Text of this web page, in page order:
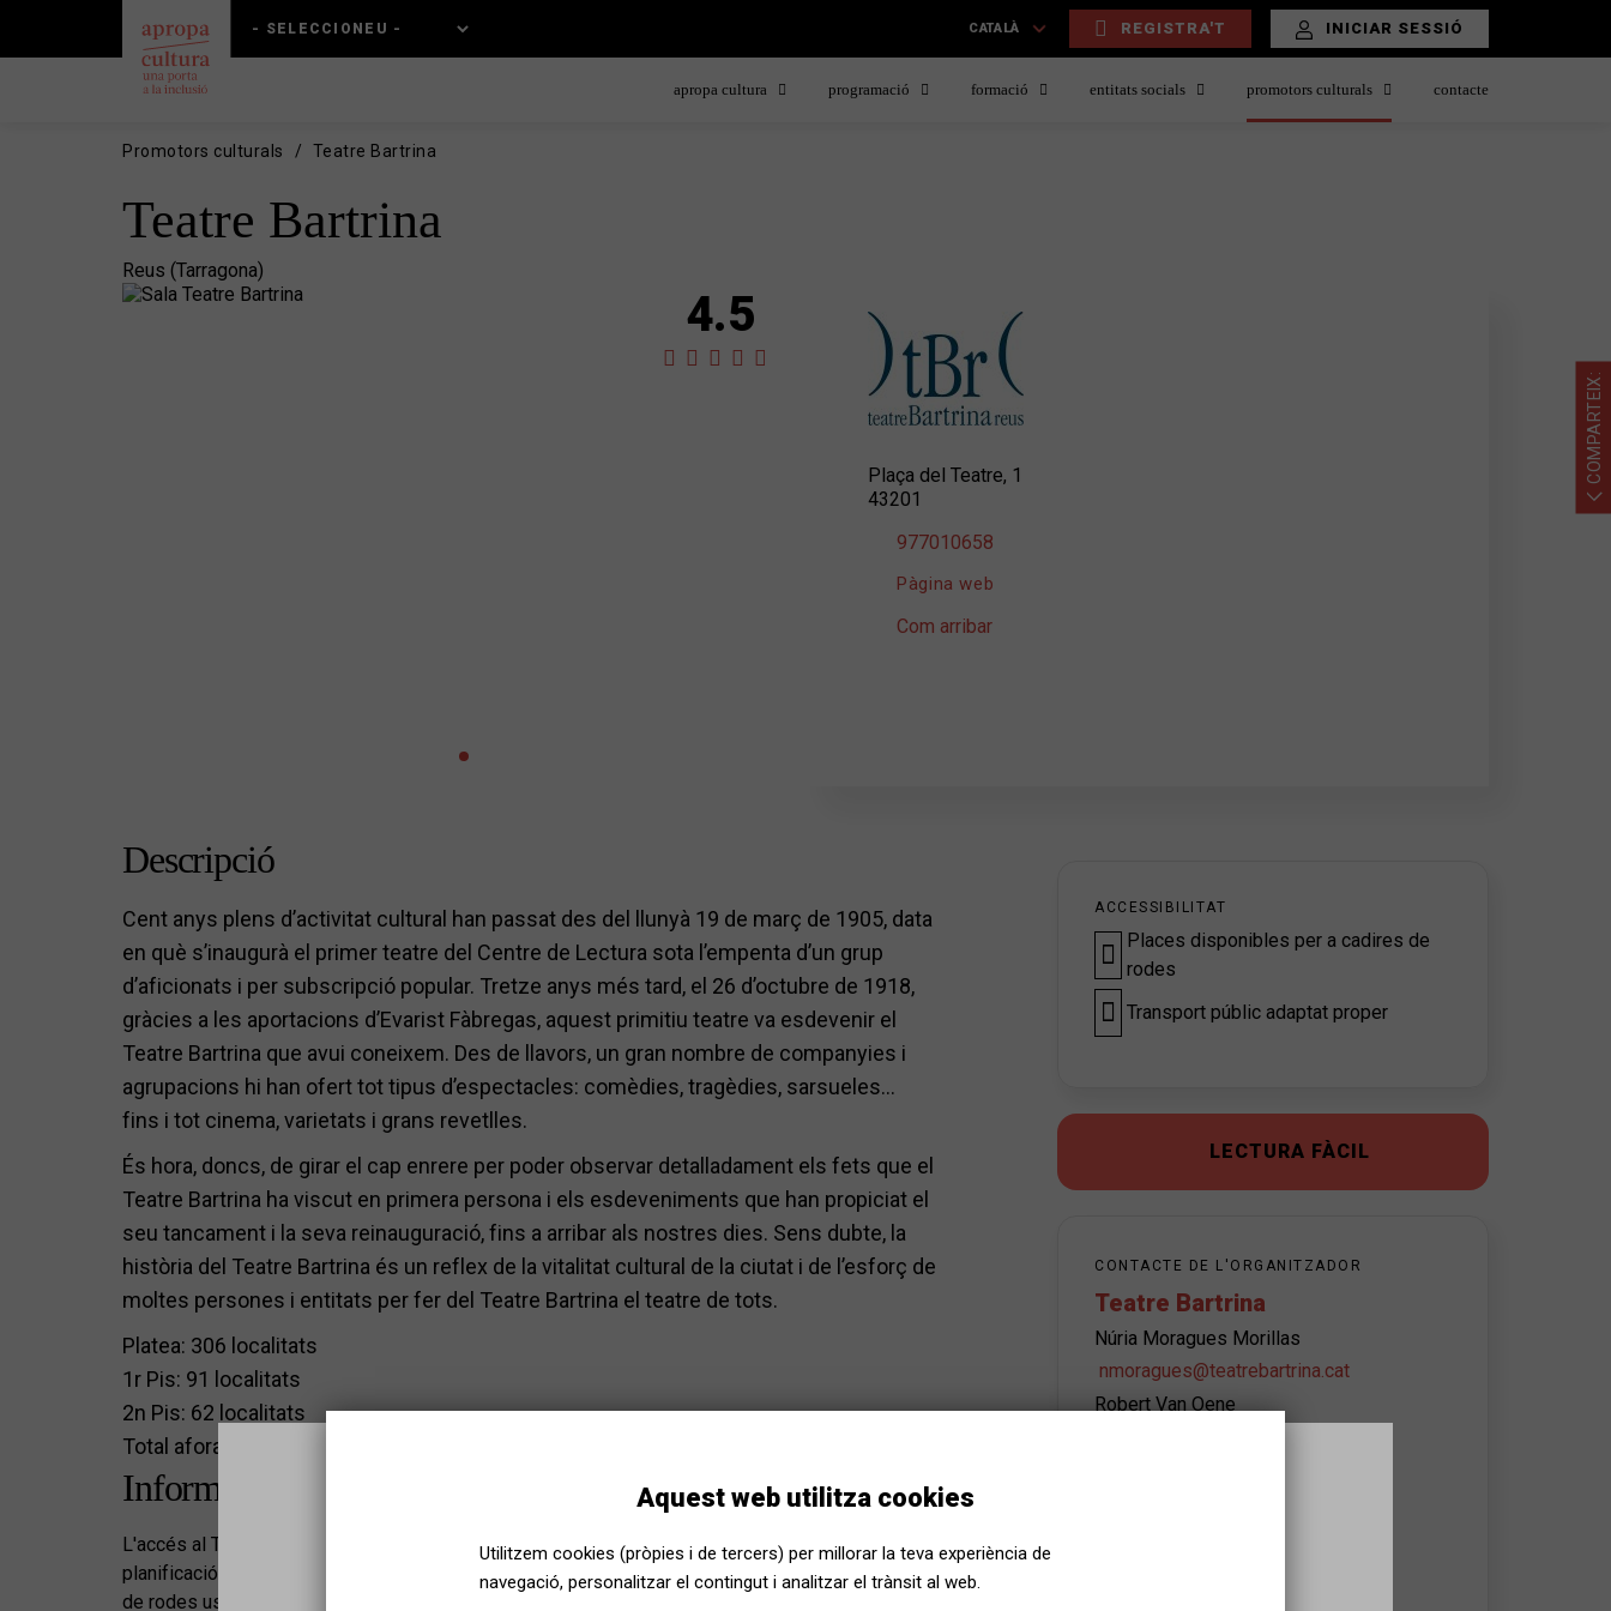
contingut
main
CATALÀ REGISTRA'T INICIAR SESSIÓ
apropa cultura programació formació entitats socials promotors culturals contacte
Promotors culturals Teatre Bartrina
Teatre Bartrina
Reus (Tarragona)
4.5
Plaça del Teatre, 1
43201
977010658
Pàgina web
Com arribar
Descripció
Cent anys plens d’activitat cultural han passat des del llunyà 19 de març de 1905, data
en què s’inaugurà el primer teatre del Centre de Lectura sota l’empenta d’un grup
d’aficionats i per subscripció popular. Tretze anys més tard, el 26 d’octubre de 1918,
gràcies a les aportacions d’Evarist Fàbregas, aquest primitiu teatre va esdevenir el
Teatre Bartrina que avui coneixem. Des de llavors, un gran nombre de companyies i
agrupacions hi han ofert tot tipus d’espectacles: comèdies, tragèdies, sarsueles...
fins i tot cinema, varietats i grans revetlles.
És hora, doncs, de girar el cap enrere per poder observar detalladament els fets que el
Teatre Bartrina ha viscut en primera persona i els esdeveniments que han propiciat el
seu tancament i la seva reinauguració, fins a arribar als nostres dies. Sens dubte, la
història del Teatre Bartrina és un reflex de la vitalitat cultural de la ciutat i de l’esforç de
moltes persones i entitats per fer del Teatre Bartrina el teatre de tots.
Platea: 306 localitats
1r Pis: 91 localitats
2n Pis: 62 localitats
Total aforament: 459 localitats
Informació d'accessibilitat
L'accés al Teatre amb cadira de rodes únicament és a platea. Per a poder fer una millor
planificació i així oferir-vos un millor servei, us demanem que en cas de venir amb alguna cadira
de rodes us poseu en contacte amb nosaltres després de fer la sol·licitud. Si sou Tarifa Reduïda
ACCESSIBILITAT
Places disponibles per a cadires de
rodes
Transport públic adaptat proper
LECTURA FÀCIL
CONTACTE DE L'ORGANITZADOR
Teatre Bartrina
Núria Moragues Morillas
nmoragues@teatrebartrina.cat
Robert Van Oene
COMPARTEIX:
Aquest web utilitza cookies
Utilitzem cookies (pròpies i de tercers) per millorar la teva experiència de
navegació, personalitzar el contingut i analitzar el trànsit al web.